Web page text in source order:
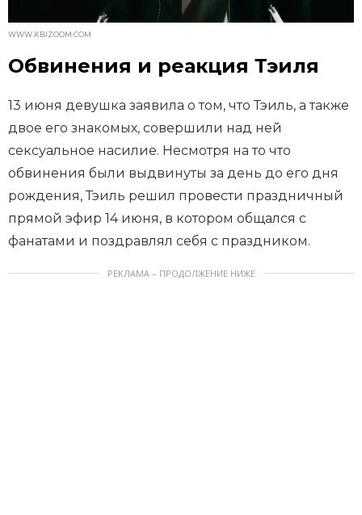
WWW.KBIZOOM.COM
Обвинения и реакция Тэиля
13 июня девушка заявила о том, что Тэиль, а также
двое его знакомых, совершили над ней
сексуальное насилие. Несмотря на то что
обвинения были выдвинуты за день до его дня
рождения, Тэиль решил провести праздничный
прямой эфир 14 июня, в котором общался с
фанатами и поздравлял себя с праздником.
РЕКЛАМА – ПРОДОЛЖЕНИЕ НИЖЕ